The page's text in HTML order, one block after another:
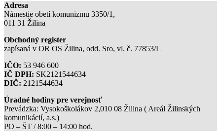
Adresa
Námestie obetí komunizmu 3350/1,
011 31 Žilina
Obchodný register
zapísaná v OR OS Žilina, odd. Sro, vl. č. 77853/L
IČO: 53 946 600
IČ DPH: SK2121544634
DIČ: 2121544634
Úradné hodiny pre verejnosť
Prevádzka: Vysokoškolákov 2,010 08 Žilina ( Areál Žilinských
komunikácií, a.s.)
PO – ŠT / 8:00 – 14:00 hod.